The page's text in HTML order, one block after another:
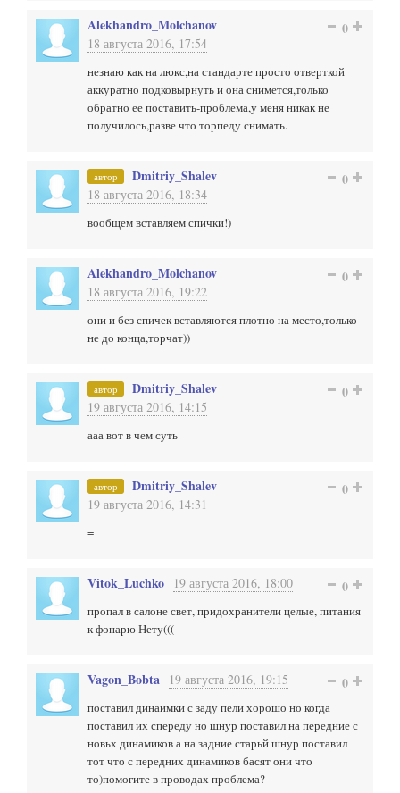
Alekhandro_Molchanov
18 августа 2016, 17:54
0
незнаю как на люкс,на стандарте просто отверткой
аккуратно подковырнуть и она снимется,только
обратно ее поставить-проблема,у меня никак не
получилось,разве что торпеду снимать.
автор Dmitriy_Shalev
18 августа 2016, 18:34
0
вообщем вставляем спички!)
Alekhandro_Molchanov
18 августа 2016, 19:22
0
они и без спичек вставляются плотно на место,только
не до конца,торчат))
автор Dmitriy_Shalev
19 августа 2016, 14:15
0
ааа вот в чем суть
автор Dmitriy_Shalev
19 августа 2016, 14:31
0
=_
Vitok_Luchko 19 августа 2016, 18:00 0
пропал в салоне свет, придохранители целые, питания
к фонарю Нету(((
Vagon_Bobta 19 августа 2016, 19:15 0
поставил динаимки с заду пели хорошо но когда
поставил их спереду но шнур поставил на передние с
новьх динамиков а на задние старьй шнур поставил
тот что с передних динамиков басят они что
то)помогите в проводах проблема?